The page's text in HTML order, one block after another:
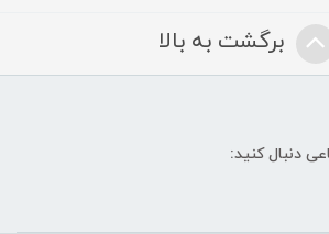
برگشت به بالا
دنبال کنید: